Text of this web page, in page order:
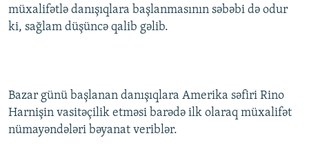
müxalifətlə danışıqlara başlanmasının səbəbi də odur
ki, sağlam düşüncə qalib gəlib.
Bazar günü başlanan danışıqlara Amerika səfiri Rino
Harnişin vasitəçilik etməsi barədə ilk olaraq müxalifət
nümayəndələri bəyanat veriblər.